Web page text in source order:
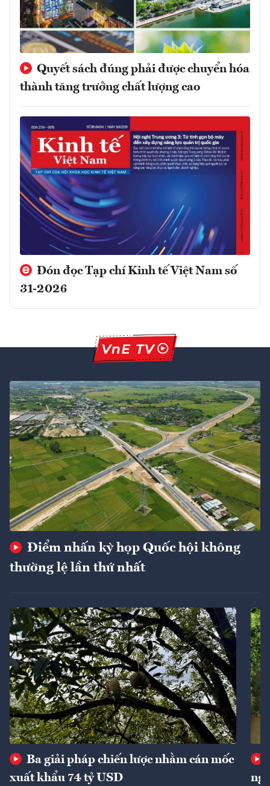
Quyết sách đúng phải được chuyển hóa
thành tăng trưởng chất lượng cao
Đón đọc Tạp chí Kinh tế Việt Nam số
31-2026
Điểm nhấn kỳ họp Quốc hội không
thường lệ lần thứ nhất
Ba giải pháp chiến lược nhằm cán mốc
xuất khẩu 74 tỷ USD